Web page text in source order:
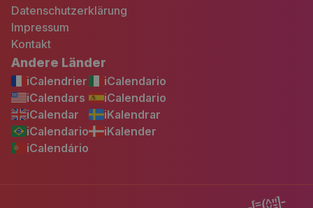
Datenschutzerklärung
Impressum
Kontakt
Andere Länder
iCalendrier
iCalendars
iCalendar
iCalendario
iCalendário
iCalendario
iCalendario
iKalendrar
iKalender